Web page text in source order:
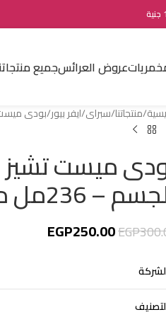
عروض العرائسجميع
منتجاتنا سبراى ايفر بيور بودى ميست
ميست
– 236مل من ايفر بيور
EGP
EGP250.00